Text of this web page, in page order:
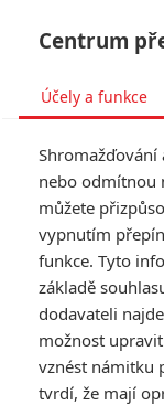
Tag:
ČLÁNKY FILMY(1)
Centrum
Účely a funkce
nebo odmítnou
můžete
vypnutím
funkce. Tyto
základě
dodavateli
možnost
vznést námitku
tvrdí, že mají